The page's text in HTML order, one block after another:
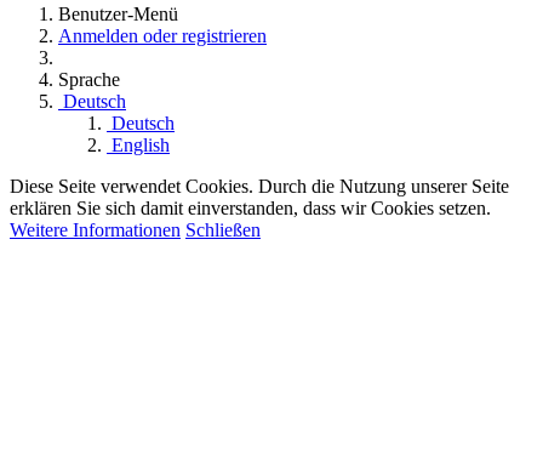
Benutzer-Menü
Anmelden oder registrieren
Sprache
Deutsch
Deutsch
English
Diese Seite verwendet Cookies. Durch die Nutzung unserer Seite
erklären Sie sich damit einverstanden, dass wir Cookies setzen.
Weitere Informationen Schließen